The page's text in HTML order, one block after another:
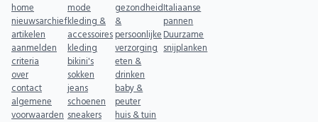
home
nieuwsarchief
artikelen
aanmelden
criteria
over
contact
algemene
voorwaarden
mode
kleding &
accessoires
kleding
bikini's
sokken
jeans
schoenen
sneakers
gezondheid
&
persoonlijke
verzorging
eten &
drinken
baby &
peuter
huis & tuin
Italiaanse
pannen
Duurzame
snijplanken